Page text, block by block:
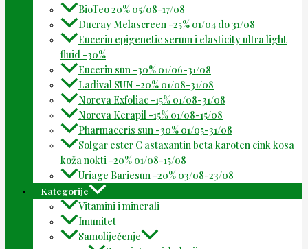
BioTeo 20% 05/08-17/08
Ducray Melascreen -25% 01/04 do 31/08
Eucerin epigenetic serum i elasticity ultra light
fluid -30%
Eucerin sun -30% 01/06-31/08
Ladival SUN -20% 01/08-31/08
Noreva Exfoliac -15% 01/08-31/08
Noreva Kerapil -15% 01/08-15/08
Pharmaceris sun -30% 01/05-31/08
Solgar ester C astaxantin beta karoten cink kosa
koža nokti -20% 01/08-15/08
Uriage Bariesun -20% 03/08-23/08
Kategorije
Vitamini i minerali
Imunitet
Samoliječenje